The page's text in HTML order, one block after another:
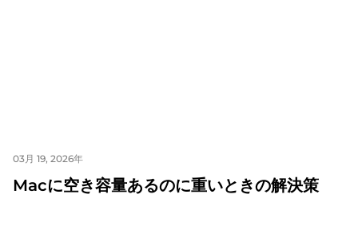
03月 19, 2026年
Macに空き容量あるのに重いときの解決策